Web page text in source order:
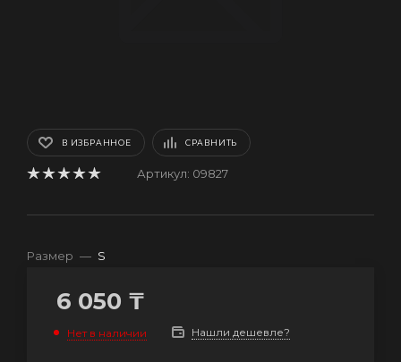
В ИЗБРАННОЕ СРАВНИТЬ
Артикул: 09827
Размер — S
6 050 ₸
Нет в наличии Нашли дешевле?